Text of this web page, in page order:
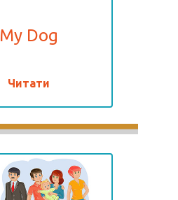
My Dog
Читати